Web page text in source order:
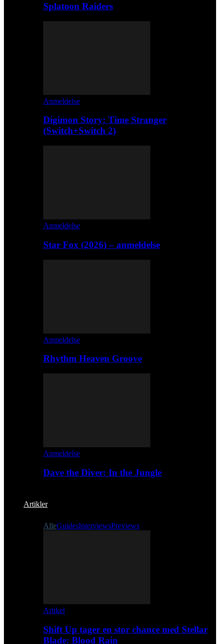
Splatoon Raiders
Anmeldelse
Digimon Story: Time Stranger
(Switch+Switch 2)
Anmeldelse
Star Fox (2026) – anmeldelse
Anmeldelse
Rhythm Heaven Groove
Anmeldelse
Dave the Diver: In the Jungle
Artikler
AlleGuidesInterviewsPreviews
Artikel
Shift Up tager en stor chance med Stellar
Blade: Blood Rain